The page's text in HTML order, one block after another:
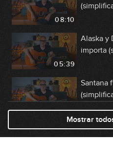
08:10
05:39
Alaska y
importa
05:42
Santana
Oasis -
Mostrar